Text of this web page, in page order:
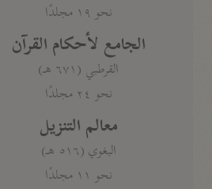
نحو ١٩ مجلدًا
الجامع لأحكام القرآن
القرطبي (٦٧١ هـ)
نحو ٢٤ مجلدًا
معالم التنزيل
البغوي (٥١٦ هـ)
نحو ١١ مجلدًا